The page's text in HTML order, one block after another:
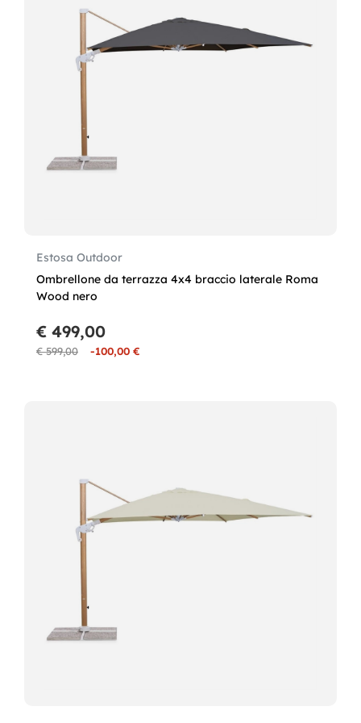
Estosa Outdoor
Ombrellone da terrazza 4x4 braccio laterale Roma
Wood nero
€ 599,00 -100,00 €
€ 499,00